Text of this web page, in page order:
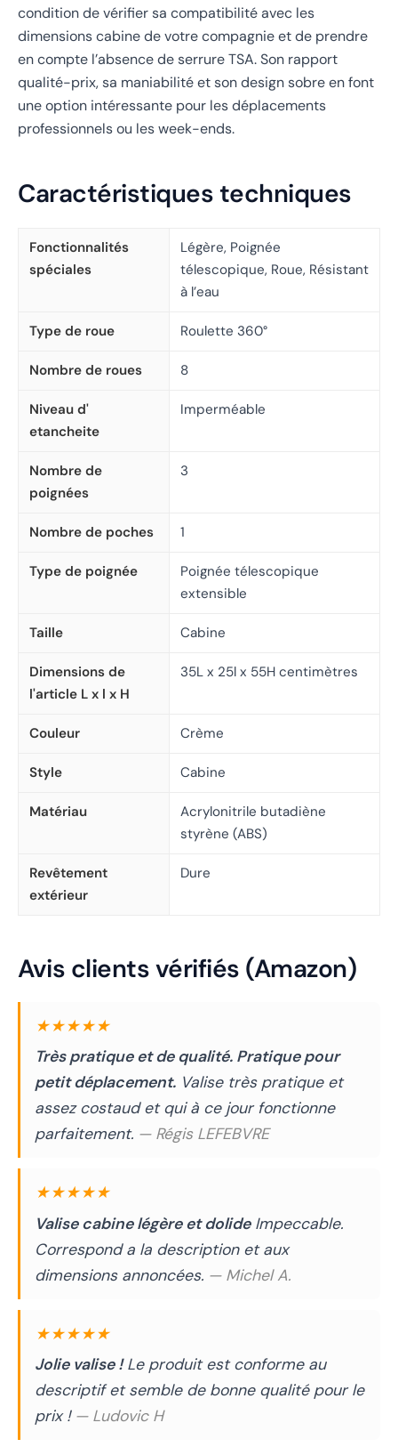
condition de vérifier sa compatibilité avec les
dimensions cabine de votre compagnie et de prendre
en compte l’absence de serrure TSA. Son rapport
qualité-prix, sa maniabilité et son design sobre en font
une option intéressante pour les déplacements
professionnels ou les week-ends.
Caractéristiques techniques
Fonctionnalités
spéciales
Légère, Poignée
télescopique, Roue, Résistant
à l’eau
Type de roue Roulette 360°
Nombre de roues 8
Niveau d'
etancheite
Imperméable
Nombre de
poignées
3
Nombre de poches 1
Type de poignée
Poignée télescopique
extensible
Taille Cabine
Dimensions de
l'article L x l x H
35L x 25l x 55H centimètres
Couleur Crème
Style Cabine
Matériau
Acrylonitrile butadiène
styrène (ABS)
Revêtement
extérieur
Dure
Avis clients vérifiés (Amazon)
★★★★★
Très pratique et de qualité. Pratique pour
petit déplacement. Valise très pratique et
assez costaud et qui à ce jour fonctionne
parfaitement. — Régis LEFEBVRE
★★★★★
Valise cabine légère et dolideImpeccable.
Correspond a la description et aux
dimensions annoncées. — Michel A.
★★★★★
Jolie valise !Le produit est conforme au
descriptif et semble de bonne qualité pour le
prix ! — Ludovic H